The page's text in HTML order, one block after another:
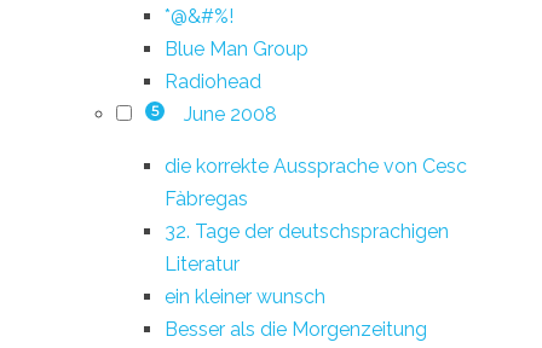
*@&#%!
Blue Man Group
Radiohead
5 June 2008
die korrekte Aussprache von Cesc
Fàbregas
32. Tage der deutschsprachigen
Literatur
ein kleiner wunsch
Besser als die Morgenzeitung